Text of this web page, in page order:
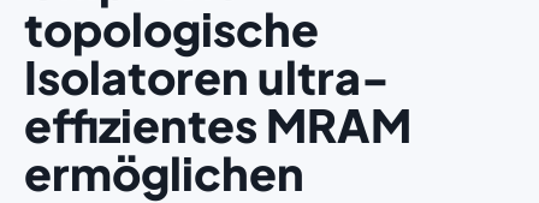
topologische
Isolatoren ultra-
effizientes MRAM
ermöglichen